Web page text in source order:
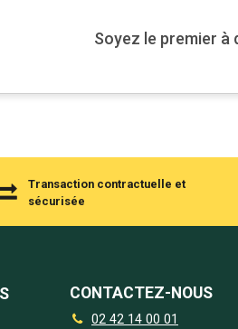
Soyez le premier à
Transaction contractuelle et
sécurisée
CONTACTEZ-NOUS
02 42 14 00 01